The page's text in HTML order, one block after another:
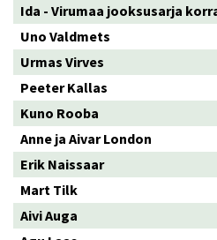
Ida - Virumaa jooksusarja
Uno Valdmets
Urmas Virves
Peeter Kallas
Kuno Rooba
Anne ja Aivar London
Erik Naissaar
Mart Tilk
Aivi Auga